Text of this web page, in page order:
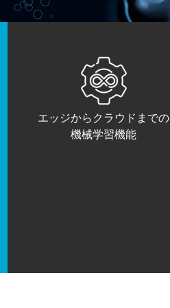
エッジからクラウドまでの
機械学習機能